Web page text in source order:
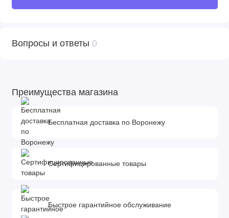
Вопросы и ответы 0
Преимущества магазина
Бесплатная доставка по Воронежу
Сертифицированные товары
Быстрое гарантийное обслуживание